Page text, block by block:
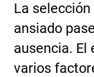
La
ansiado
ausencia. El
varios